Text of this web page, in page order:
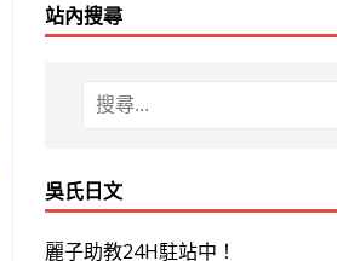
站內搜尋
吳氏日文
麗子助教24H駐站中！